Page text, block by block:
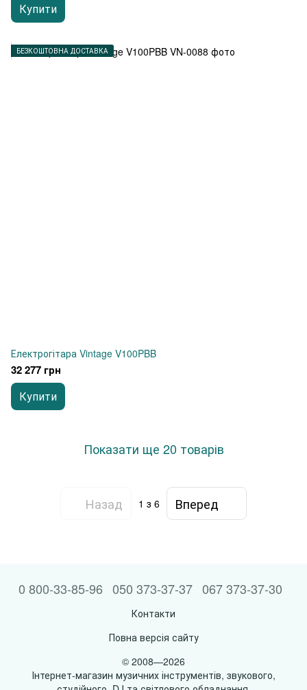
Купити
БЕЗКОШТОВНА ДОСТАВКА
Електрогітара Vintage V100PBB
32 277 грн
Купити
Показати ще 20 товарів
Назад 1 з 6 Вперед
0 800-33-85-96 050 373-37-37 067 373-37-30
Контакти
Повна версія сайту
© 2008—2026
Інтернет-магазин музичних інструментів, звукового,